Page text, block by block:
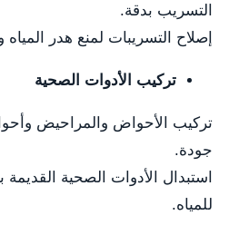
التسريب بدقة.
إصلاح التسريبات لمنع هدر المياه
تركيب الأدوات الصحية
تركيب الأحواض والمراحيض
جودة.
استبدال الأدوات الصحية
للمياه.